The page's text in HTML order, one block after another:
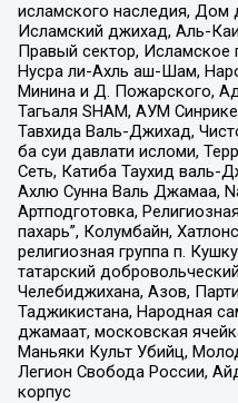
исламского наследия,
Исламский джихад, Аль-
Правый сектор, Исламское
Нусра ли-Ахль аш-Шам,
Минина и Д. Пожарского,
Тагьаля SHAM, АУМ
Тавхида Валь-Джихад,
ба суи давлати исломи,
Сеть, Катиба Таухид валь-
Ахлю Сунна Валь Джамаа,
Артподготовка,
пахарь”, Колумбайн,
религиозная группа п.
татарский
Челебиджихана, Азов,
Таджикистана, Народная
джамаат, московская
Маньяки Культ Убийц,
Легион Свобода России,
корпус